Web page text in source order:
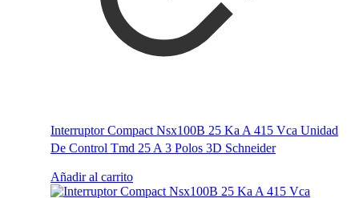
Interruptor Compact Nsx100B 25 Ka A 415 Vca Unidad
De Control Tmd 25 A 3 Polos 3D Schneider
Añadir al carrito